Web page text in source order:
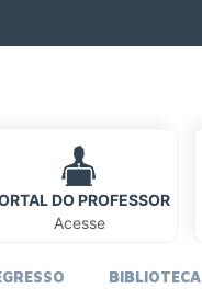
DO PROFESSOR
Acesse
BIBLIOTECA